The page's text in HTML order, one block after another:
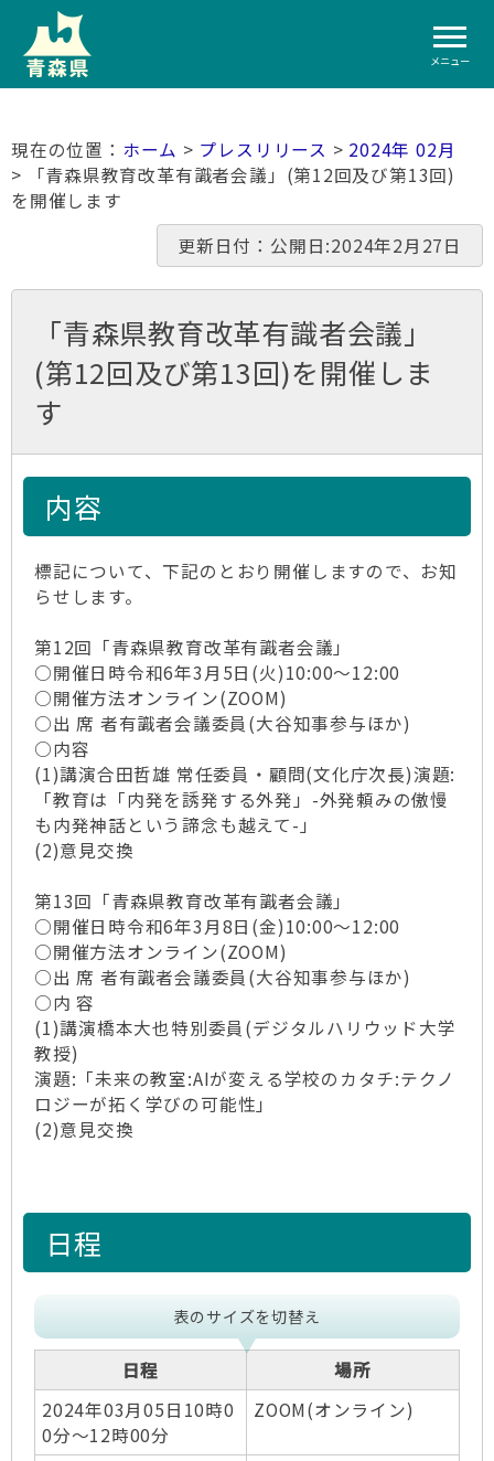
メニュー
ホーム > プレスリリース > 2024年 02月
> 「青森県教育改革有識者会議」(第12回及び第13回)
を開催します
更新日付：公開日:2024年2月27日
「青森県教育改革有識者会議」
(第12回及び第13回)を開催しま
す
内容
標記について、下記のとおり開催しますので、お知
らせします。
第12回「青森県教育改革有識者会議」
○開催日時令和6年3月5日(火)10:00～12:00
○開催方法オンライン(ZOOM)
○出 席 者有識者会議委員(大谷知事参与ほか)
○内容
(1)講演合田哲雄 常任委員・顧問(文化庁次長)演題:
「教育は「内発を誘発する外発」-外発頼みの傲慢
も内発神話という諦念も越えて-」
(2)意見交換
第13回「青森県教育改革有識者会議」
○開催日時令和6年3月8日(金)10:00～12:00
○開催方法オンライン(ZOOM)
○出 席 者有識者会議委員(大谷知事参与ほか)
○内 容
(1)講演橋本大也特別委員(デジタルハリウッド大学
教授)
演題:「未来の教室:AIが変える学校のカタチ:テクノ
ロジーが拓く学びの可能性」
(2)意見交換
日程
表のサイズを切替え
日程
場所
2024年03月05日10時0
0分～12時00分
ZOOM(オンライン)